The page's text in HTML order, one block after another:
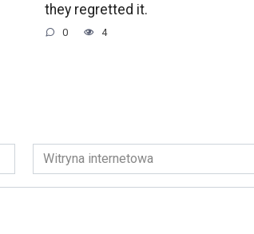
they regretted it.
0 4
Witryna
internetowa